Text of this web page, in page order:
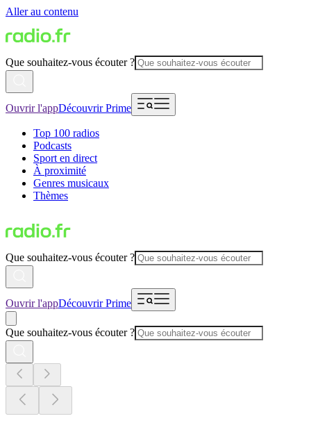
Aller au contenu
Que souhaitez-vous écouter ?
Ouvrir l'appDécouvrir Prime
Top 100 radios
Podcasts
Sport en direct
À proximité
Genres musicaux
Thèmes
Que souhaitez-vous écouter ?
Ouvrir l'appDécouvrir Prime
Que souhaitez-vous écouter ?